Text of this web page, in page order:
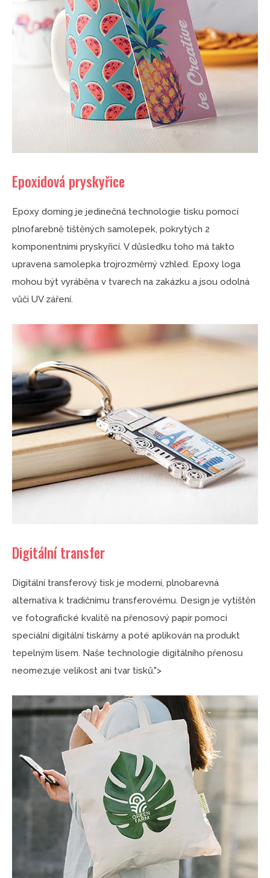
Epoxidová pryskyřice
Epoxy doming je jedinečná technologie tisku pomocí
plnofarebně tištěných samolepek, pokrytých 2
komponentními pryskyřicí. V důsledku toho má takto
upravena samolepka trojrozměrný vzhled. Epoxy loga
mohou být vyráběna v tvarech na zakázku a jsou odolná
vůči UV záření.
Digitální transfer
Digitální transferový tisk je moderní, plnobarevná
alternativa k tradičnímu transferovému. Design je vytištěn
ve fotografické kvalitě na přenosový papír pomocí
speciální digitální tiskárny a poté aplikován na produkt
tepelným lisem. Naše technologie digitálního přenosu
neomezuje velikost ani tvar tisků.">